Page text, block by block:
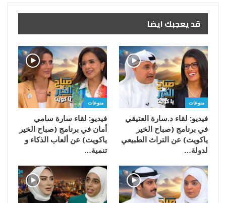
قد يعجبك ايضا
منوعات
فيديو: لقاء د.سارة العتيقي
في برنامج (صباح الخير
ياكويت) عن التراث الطبيعي
لدولة…
منوعات
فيديو: لقاء سارة سامي
أمان في برنامج (صباح الخير
ياكويت) عن ألعاب الذكاء و
تنمية…